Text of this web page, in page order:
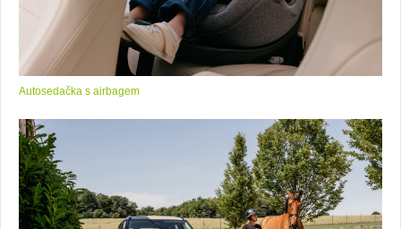
Autosedačka s airbagem